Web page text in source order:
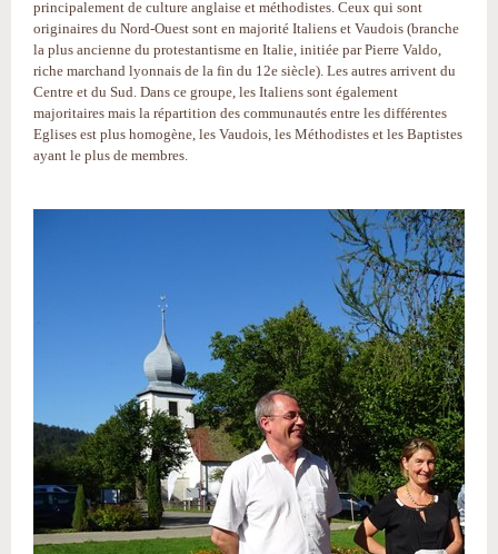
principalement de culture anglaise et méthodistes. Ceux qui sont
originaires du Nord-Ouest sont en majorité Italiens et Vaudois (branche
la plus ancienne du protestantisme en Italie, initiée par Pierre Valdo,
riche marchand lyonnais de la fin du 12e siècle). Les autres arrivent du
Centre et du Sud. Dans ce groupe, les Italiens sont également
majoritaires mais la répartition des communautés entre les différentes
Eglises est plus homogène, les Vaudois, les Méthodistes et les Baptistes
ayant le plus de membres.